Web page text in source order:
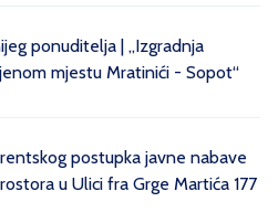
ponuditelja | „Izgradnja
mjestu Mratinići - Sopot“
postupka javne nabave
u Ulici fra Grge Martića 177